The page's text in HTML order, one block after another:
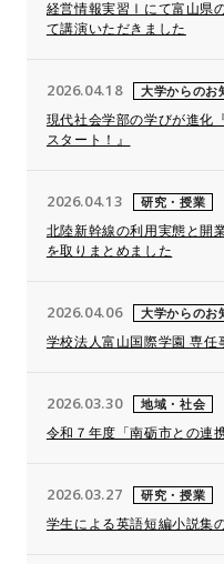
経営情報実習Ⅰにて富山県
て講演いただきました
2026.04.18 大学からのお
現代社会学部の学びが進化
スタート！』
2026.04.13 研究・授業
北陸新幹線の利用実態と開
を取りまとめました
2026.04.06 大学からのお
学校法人富山国際学園 専任
2026.03.30 地域・社会
令和７年度「南砺市との連
2026.03.27 研究・授業
学生による英語短編小説集